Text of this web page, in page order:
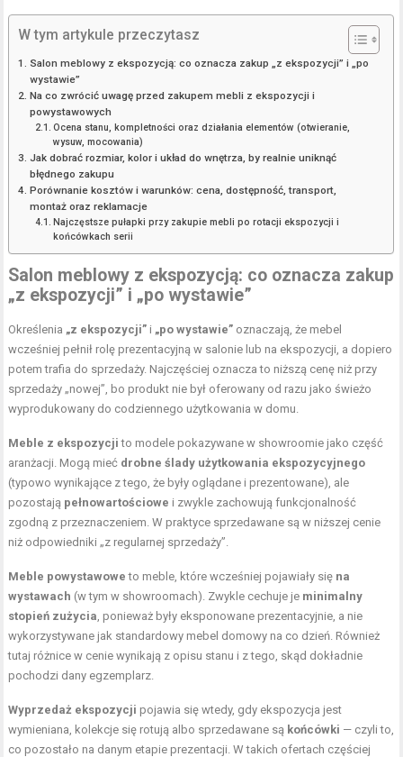
W tym artykule przeczytasz
Salon meblowy z ekspozycją: co oznacza zakup „z ekspozycji” i „po
wystawie”
Na co zwrócić uwagę przed zakupem mebli z ekspozycji i
powystawowych
Ocena stanu, kompletności oraz działania elementów (otwieranie,
wysuw, mocowania)
Jak dobrać rozmiar, kolor i układ do wnętrza, by realnie uniknąć
błędnego zakupu
Porównanie kosztów i warunków: cena, dostępność, transport,
montaż oraz reklamacje
Najczęstsze pułapki przy zakupie mebli po rotacji ekspozycji i
końcówkach serii
Salon meblowy z ekspozycją: co oznacza zakup
„z ekspozycji” i „po wystawie”
Określenia „z ekspozycji” i „po wystawie” oznaczają, że mebel
wcześniej pełnił rolę prezentacyjną w salonie lub na ekspozycji, a dopiero
potem trafia do sprzedaży. Najczęściej oznacza to niższą cenę niż przy
sprzedaży „nowej”, bo produkt nie był oferowany od razu jako świeżo
wyprodukowany do codziennego użytkowania w domu.
Meble z ekspozycji to modele pokazywane w showroomie jako część
aranżacji. Mogą mieć drobne ślady użytkowania ekspozycyjnego
(typowo wynikające z tego, że były oglądane i prezentowane), ale
pozostają pełnowartościowe i zwykle zachowują funkcjonalność
zgodną z przeznaczeniem. W praktyce sprzedawane są w niższej cenie
niż odpowiedniki „z regularnej sprzedaży”.
Meble powystawowe to meble, które wcześniej pojawiały się na
wystawach (w tym w showroomach). Zwykle cechuje je minimalny
stopień zużycia , ponieważ były eksponowane prezentacyjnie, a nie
wykorzystywane jak standardowy mebel domowy na co dzień. Również
tutaj różnice w cenie wynikają z opisu stanu i z tego, skąd dokładnie
pochodzi dany egzemplarz.
Wyprzedaż ekspozycji pojawia się wtedy, gdy ekspozycja jest
wymieniana, kolekcje się rotują albo sprzedawane są końcówki — czyli to,
co pozostało na danym etapie prezentacji. W takich ofertach częściej